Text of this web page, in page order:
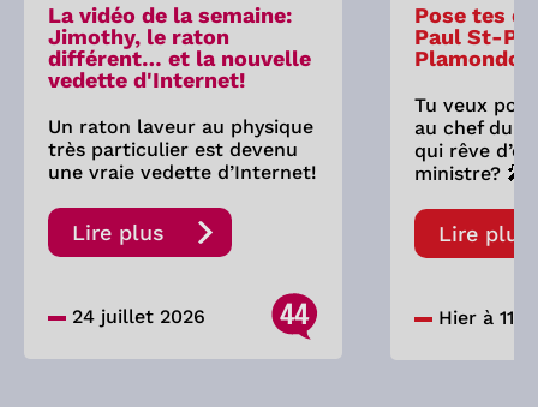
La vidéo de la semaine:
Jimothy, le raton
différent… et la nouvelle
vedette d'Internet!
Un raton laveur au physique
très particulier est devenu
une vraie vedette d’Internet!
Lire plus
24 juillet 2026 44
Pose tes
Paul St-
Tu veux
au chef du
qui rêve
ministre? 🎤
Lire plus
Hier à